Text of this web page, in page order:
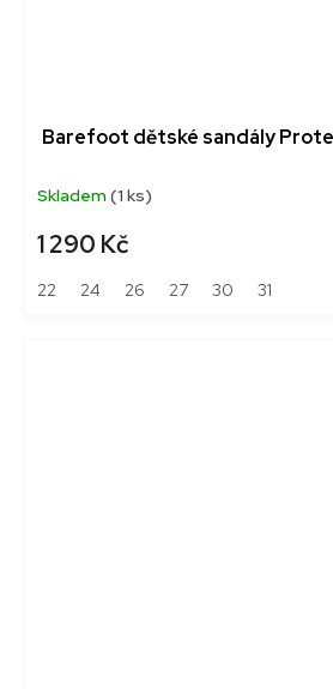
Barefoot dětské sandály
Skladem(1 ks)
1 290 Kč
22 24 26 27 30 31